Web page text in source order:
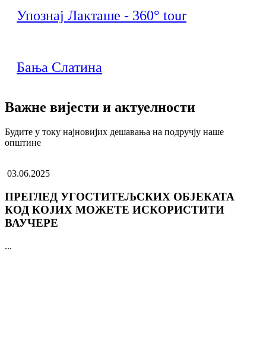
Упознај Лакташе - 360° tour
Бања Слатина
Важне вијести и актуелности
Будите у току најновијих дешавања на подручју наше
општине
03.06.2025
ПРЕГЛЕД УГОСТИТЕЉСКИХ ОБЈЕКАТА
КОД КОЈИХ МОЖЕТЕ ИСКОРИСТИТИ
ВАУЧЕРЕ
...